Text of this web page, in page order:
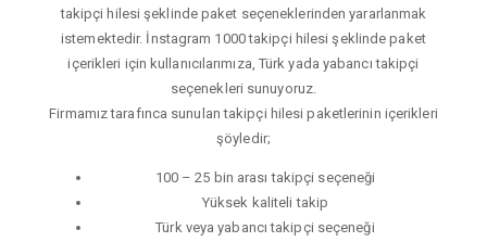
takipçi hilesi şeklinde paket seçeneklerinden yararlanmak
istemektedir. İnstagram 1000 takipçi hilesi şeklinde paket
içerikleri için kullanıcılarımıza, Türk yada yabancı takipçi
seçenekleri sunuyoruz.
Firmamız tarafınca sunulan takipçi hilesi paketlerinin içerikleri
şöyledir;
100 – 25 bin arası takipçi seçeneği
Yüksek kaliteli takip
Türk veya yabancı takipçi seçeneği